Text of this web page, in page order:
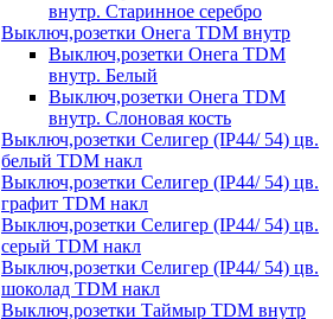
внутр. Старинное серебро
Выключ,розетки Онега TDM внутр
Выключ,розетки Онега TDM
внутр. Белый
Выключ,розетки Онега TDM
внутр. Слоновая кость
Выключ,розетки Селигер (IP44/ 54) цв.
белый TDM накл
Выключ,розетки Селигер (IP44/ 54) цв.
графит TDM накл
Выключ,розетки Селигер (IP44/ 54) цв.
серый TDM накл
Выключ,розетки Селигер (IP44/ 54) цв.
шоколад TDM накл
Выключ,розетки Таймыр TDM внутр